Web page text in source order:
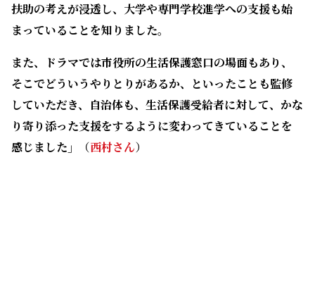
り寄り添った支援をするように変わってきていることを
感じました」 （西村さん ）